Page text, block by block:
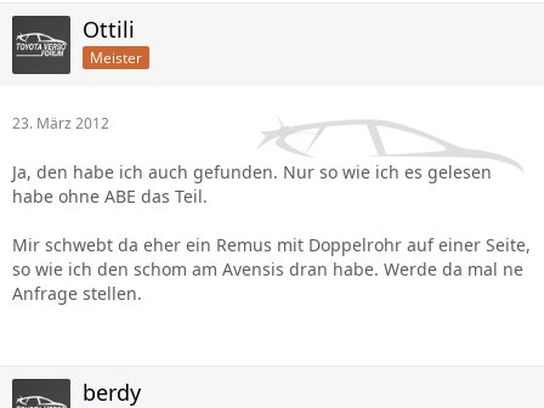
Ottili
Meister
23. März 2012
Ja, den habe ich auch gefunden. Nur so wie ich es gelesen
habe ohne ABE das Teil.
Mir schwebt da eher ein Remus mit Doppelrohr auf einer Seite,
so wie ich den schom am Avensis dran habe. Werde da mal ne
Anfrage stellen.
berdy